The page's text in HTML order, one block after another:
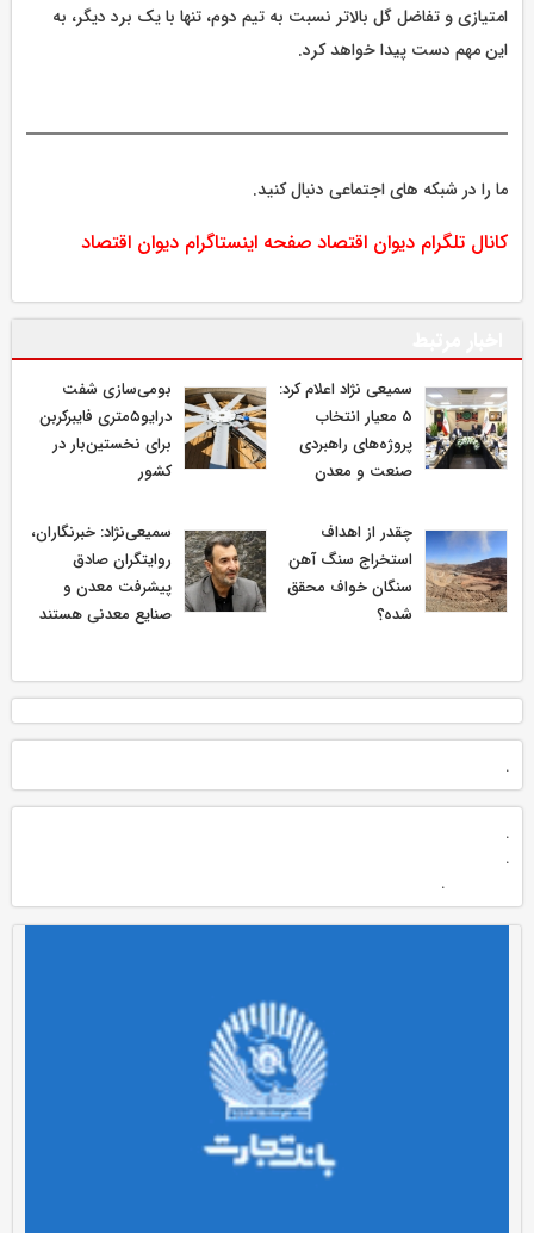
امتیازی و تفاضل گل بالاتر نسبت به تیم دوم، تنها با یک برد دیگر، به
این مهم دست پیدا خواهد کرد.
ما را در شبکه های اجتماعی دنبال کنید.
کانال تلگرام دیوان اقتصاد صفحه اینستاگرام دیوان اقتصاد
سمیعی‌ نژاد اعلام کرد:
5 معیار انتخاب
پروژه‌های راهبردی
صنعت و معدن
بومی‌سازی شفت
درایو۵متری فایبرکربن
برای نخستین‌بار در
کشور
چقدر از اهداف
استخراج سنگ آهن
سنگان خواف محقق
شده؟
سمیعی‌نژاد: خبرنگاران،
روایتگران صادق
پیشرفت معدن و
صنایع معدنی هستند
.
.
.
.